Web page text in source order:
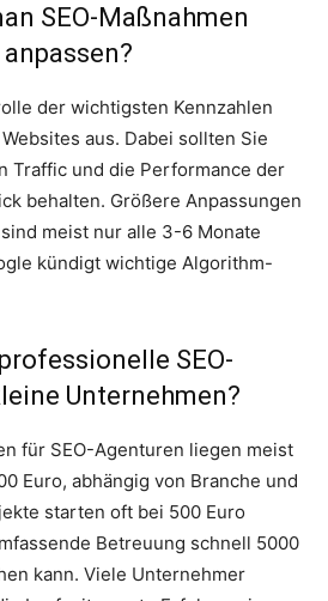
SEO-Maßnahmen
der wichtigsten Kennzahlen
aus. Dabei sollten Sie
Traffic und die Performance der
behalten. Größere Anpassungen
meist nur alle 3-6 Monate
kündigt wichtige Algorithm-
SEO-
Unternehmen?
für SEO-Agenturen liegen meist
Euro, abhängig von Branche und
starten oft bei 500 Euro
Betreuung schnell 5000
kann. Viele Unternehmer